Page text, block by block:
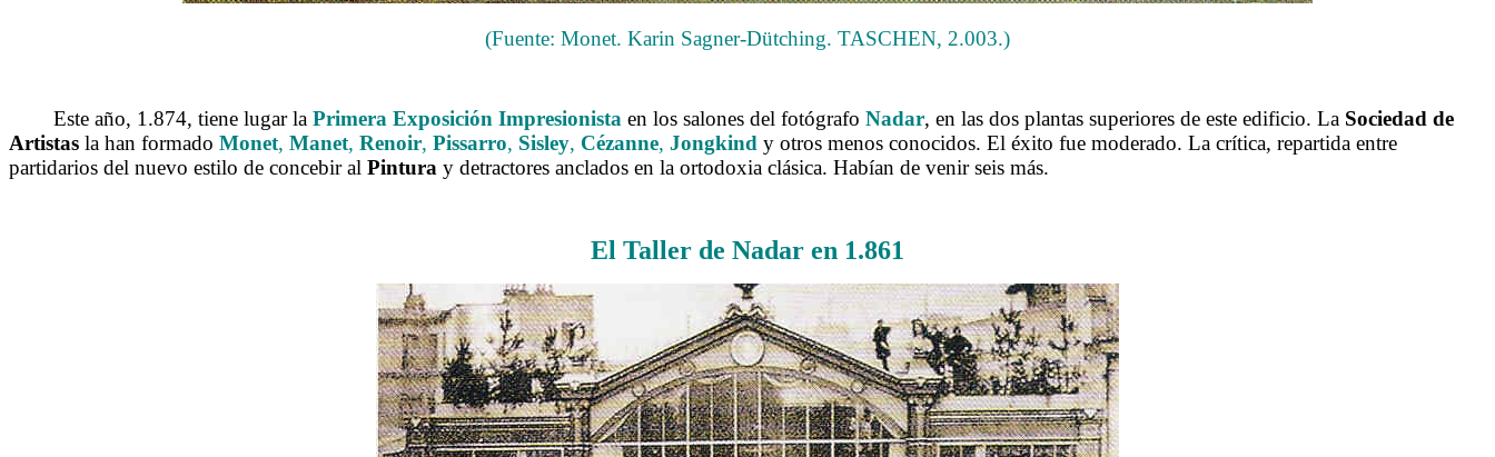
(Fuente: Monet. Karin Sagner-Dütching. TASCHEN, 2.003.)
Este año, 1.874, tiene lugar la Primera Exposición Impresionista en los salones del fotógrafo Nadar, en las dos plantas superiores de este edificio. La Sociedad de
Artistas la han formado Monet, Manet, Renoir, Pissarro, Sisley, Cézanne, Jongkind y otros menos conocidos. El éxito fue moderado. La crítica, repartida entre
partidarios del nuevo estilo de concebir al Pintura y detractores anclados en la ortodoxia clásica. Habían de venir seis más.
El Taller de Nadar en 1.861